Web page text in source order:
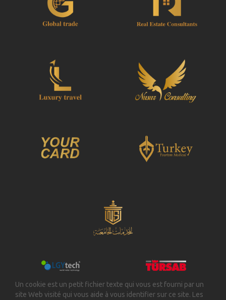
Un cookie est un petit fichier texte qui vous est fourni par un
site Web visité qui vous aide à vous identifier sur ce site. Les